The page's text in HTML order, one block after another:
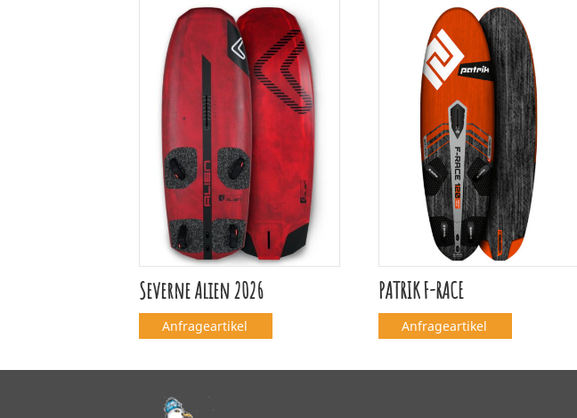
Severne Alien 2026
Anfrageartikel
PATRIK F-RACE
Anfrageartikel